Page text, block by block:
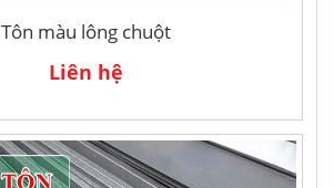
Tôn màu lông chuột
Liên hệ